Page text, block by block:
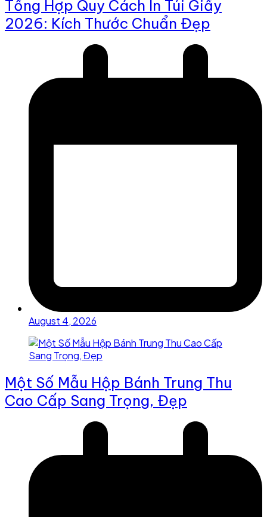
Tổng Hợp Quy Cách In Túi Giấy
2026: Kích Thước Chuẩn Đẹp
August 4, 2026
Một Số Mẫu Hộp Bánh Trung Thu
Cao Cấp Sang Trọng, Đẹp